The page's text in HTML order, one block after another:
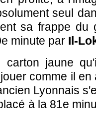
seul
sa frappe du
minute par Il-
carton jaune
comme il en
Lyonnais
à la 81e